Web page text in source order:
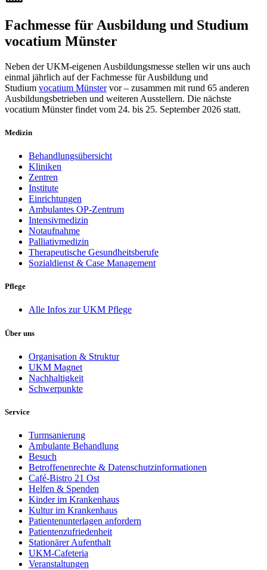
Fachmesse für Ausbildung und Studium
vocatium Münster
Neben der UKM-eigenen Ausbildungsmesse stellen wir uns auch
einmal jährlich auf der Fachmesse für Ausbildung und
Studium vocatium Münstervor – zusammen mit rund 65 anderen
Ausbildungsbetrieben und weiteren Ausstellern. Die nächste
vocatium Münster findet vom 24. bis 25. September 2026 statt.
Medizin
Behandlungsübersicht
Kliniken
Zentren
Institute
Einrichtungen
Ambulantes OP-Zentrum
Intensivmedizin
Notaufnahme
Palliativmedizin
Therapeutische Gesundheitsberufe
Sozialdienst & Case Management
Pflege
Alle Infos zur UKM Pflege
Über uns
Organisation & Struktur
UKM Magnet
Nachhaltigkeit
Schwerpunkte
Service
Turmsanierung
Ambulante Behandlung
Besuch
Betroffenenrechte & Datenschutzinformationen
Café-Bistro 21 Ost
Helfen & Spenden
Kinder im Krankenhaus
Kultur im Krankenhaus
Patientenunterlagen anfordern
Patientenzufriedenheit
Stationärer Aufenthalt
UKM-Cafeteria
Veranstaltungen